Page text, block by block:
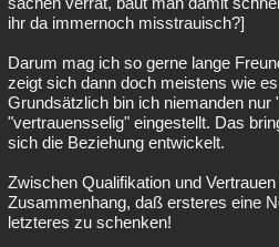
ihr da immernoch misstrauisch?]
Darum mag ich so gerne lange
zeigt sich dann doch meistens wie
Grundsätzlich bin ich niemanden
"vertrauensselig" eingestellt. Das
sich die Beziehung entwickelt.
Zwischen Qualifikation und
Zusammenhang, daß ersteres eine
letzteres zu schenken!